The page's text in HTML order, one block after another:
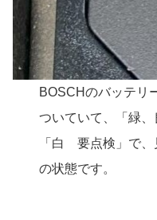
BOSCHのバッテリ
ついていて、「緑
「白 要点検」で、
の状態です。